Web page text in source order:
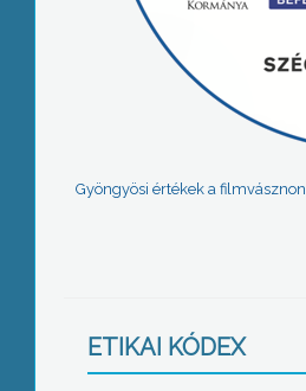
Gyöngyösi értékek a filmvásznon
ETIKAI KÓDEX